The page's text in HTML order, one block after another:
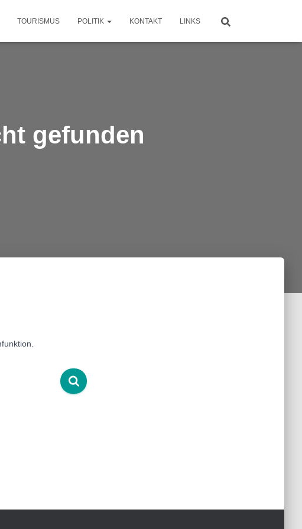
TOURISMUS POLITIK KONTAKT LINKS
gefunden